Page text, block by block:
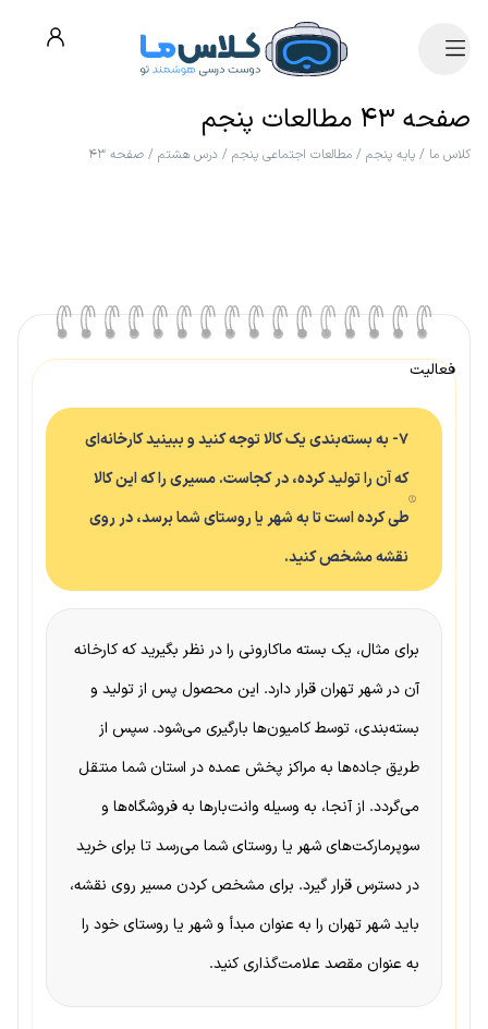
صفحه ۴۳ مطالعات پنجم
کلاس ما / پایه پنجم / مطالعات اجتماعی پنجم / درس هشتم / صفحه ۴۳
فعالیت
۷- به بسته‌بندی یک کالا توجه کنید و ببینید کارخانه‌ای
که آن را تولید کرده، در کجاست. مسیری را که این کالا
طی کرده است تا به شهر یا روستای شما برسد، در روی
نقشه مشخص کنید.
برای مثال، یک بسته ماکارونی را در نظر بگیرید که کارخانه
آن در شهر تهران قرار دارد. این محصول پس از تولید و
بسته‌بندی، توسط کامیون‌ها بارگیری می‌شود. سپس از
طریق جاده‌ها به مراکز پخش عمده در استان شما منتقل
می‌گردد. از آنجا، به وسیله وانت‌بارها به فروشگاه‌ها و
سوپرمارکت‌های شهر یا روستای شما می‌رسد تا برای خرید
در دسترس قرار گیرد. برای مشخص کردن مسیر روی نقشه،
باید شهر تهران را به عنوان مبدأ و شهر یا روستای خود را
به عنوان مقصد علامت‌گذاری کنید.